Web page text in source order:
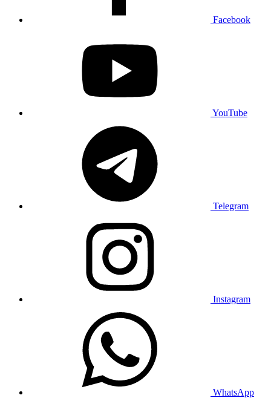
Facebook
YouTube
Telegram
Instagram
WhatsApp